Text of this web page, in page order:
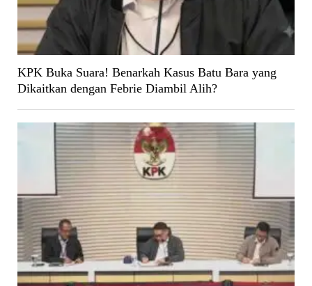
KPK Buka Suara! Benarkah Kasus Batu Bara yang
Dikaitkan dengan Febrie Diambil Alih?